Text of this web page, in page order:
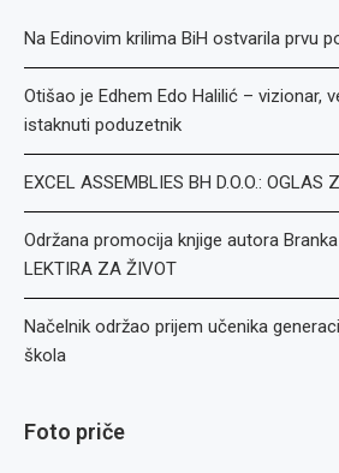
Na Edinovim krilima BiH ostvarila prvu
Otišao je Edhem Edo Halilić – vizionar,
istaknuti poduzetnik
EXCEL ASSEMBLIES BH D.O.O.: OGLAS
Održana promocija knjige autora
LEKTIRA ZA ŽIVOT
Načelnik održao prijem učenika
škola
Foto priče